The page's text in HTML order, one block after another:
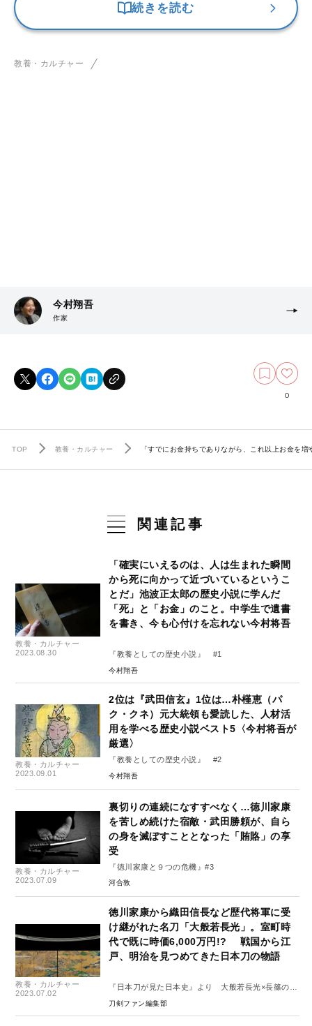
続きを読む
教養・カルチャー
今村翔吾
作家
0
TOP 教養・カルチャー 「すでにお金持ちでありながら、これ以上お金を
関連記事
教養・カルチャー
2023.08.30
「確実にいえるのは、人は生まれた瞬間
から死に向かって近づいているというこ
とだ」池波正太郎の歴史小説に学んだ
「死」と「お金」のこと。中学生で遺書
を書き、今も心付けを忘れない今村将吾
『教養としての歴史小説』 #1
今村翔吾
教養・カルチャー
2023.09.01
2位は『武田信玄』1位は…朴槿恵（パ
ク・クネ）元大統領も愛読した、人材活
用を学べる歴史小説ベスト5〈今村将吾が
厳選〉
『教養としての歴史小説』 #2
今村翔吾
教養・カルチャー
2023.07.09
裏切りの連続になすすべなく…徳川家康
を苦しめ続けた宿敵・武田勝頼が、自ら
の身を滅ぼすこととなった「賄賂」の享
受
『徳川家康と９つの危機』#3
河合敦
教養・カルチャー
2023.07.02
徳川家康から織田信長など歴代将軍に受
け継がれた名刀「大般若長光」。室町時
代で既に時価6,000万円!? 戦国から江
戸、明治を見つめてきた日本刀の物語
『日本刀が見た日本史』より 大般若長光×長篠の合
戦 1575年
刀剣ファン編集部